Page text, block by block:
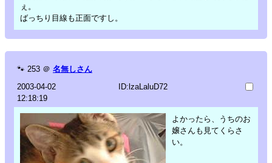
ぇ。
ばっちり目線も正面ですし。
🐾 253 ＠ 名無しさん
2003-04-02
12:18:19
ID:lzaLaluD72
よかったら、うちのお
嬢さんも見てくらさ
い。